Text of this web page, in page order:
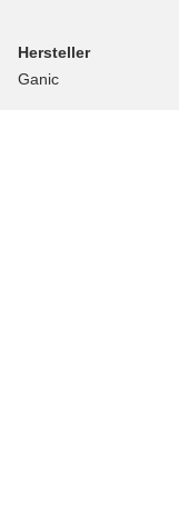
Hersteller
Ganic